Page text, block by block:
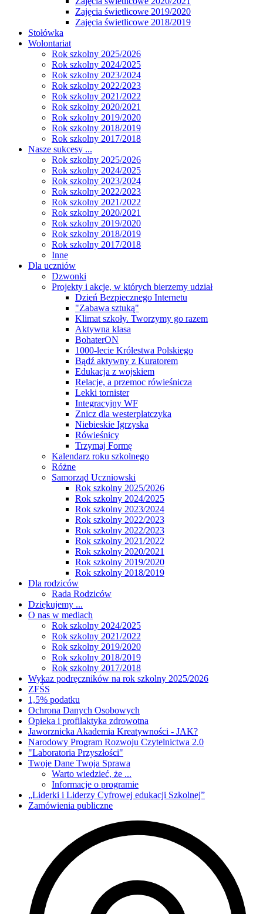
Zajęcia świetlicowe 2019/2020
Zajęcia świetlicowe 2018/2019
Stołówka
Wolontariat
Rok szkolny 2025/2026
Rok szkolny 2024/2025
Rok szkolny 2023/2024
Rok szkolny 2022/2023
Rok szkolny 2021/2022
Rok szkolny 2020/2021
Rok szkolny 2019/2020
Rok szkolny 2018/2019
Rok szkolny 2017/2018
Nasze sukcesy ...
Rok szkolny 2025/2026
Rok szkolny 2024/2025
Rok szkolny 2023/2024
Rok szkolny 2022/2023
Rok szkolny 2021/2022
Rok szkolny 2020/2021
Rok szkolny 2019/2020
Rok szkolny 2018/2019
Rok szkolny 2017/2018
Inne
Dla uczniów
Dzwonki
Projekty i akcje, w których bierzemy udział
Dzień Bezpiecznego Internetu
"Zabawa sztuką"
Klimat szkoły. Tworzymy go razem
Aktywna klasa
BohaterON
1000-lecie Królestwa Polskiego
Bądź aktywny z Kuratorem
Edukacja z wojskiem
Relacje, a przemoc rówieśnicza
Lekki tornister
Integracyjny WF
Znicz dla westerplatczyka
Niebieskie Igrzyska
Rówieśnicy
Trzymaj Formę
Kalendarz roku szkolnego
Różne
Samorząd Uczniowski
Rok szkolny 2025/2026
Rok szkolny 2024/2025
Rok szkolny 2023/2024
Rok szkolny 2022/2023
Rok szkolny 2022/2023
Rok szkolny 2021/2022
Rok szkolny 2020/2021
Rok szkolny 2019/2020
Rok szkolny 2018/2019
Dla rodziców
Rada Rodziców
Dziękujemy ...
O nas w mediach
Rok szkolny 2024/2025
Rok szkolny 2021/2022
Rok szkolny 2019/2020
Rok szkolny 2018/2019
Rok szkolny 2017/2018
Wykaz podręczników na rok szkolny 2025/2026
ZFŚS
1,5% podatku
Ochrona Danych Osobowych
Opieka i profilaktyka zdrowotna
Jaworznicka Akademia Kreatywności - JAK?
Narodowy Program Rozwoju Czytelnictwa 2.0
"Laboratoria Przyszłości"
Twoje Dane Twoja Sprawa
Warto wiedzieć, że ...
Informacje o programie
„Liderki i Liderzy Cyfrowej edukacji Szkolnej”
Zamówienia publiczne